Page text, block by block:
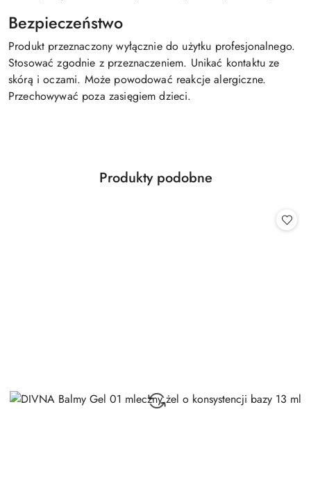
Bezpieczeństwo
Produkt przeznaczony wyłącznie do użytku profesjonalnego.
Stosować zgodnie z przeznaczeniem. Unikać kontaktu ze
skórą i oczami. Może powodować reakcje alergiczne.
Przechowywać poza zasięgiem dzieci.
Pomiń karuzelę produktów
Produkty
Produkty podobne